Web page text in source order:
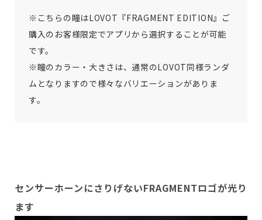
※こちらの瞳はLOVOT『FRAGMENT EDITION』ご
購入のお客様限定でアプリから選択することが可能
です。
※瞳のカラー・大きさは、通常のLOVOT同様ランダ
ムとなりますので様々なバリエーションがありま
す。
センサーホーンにさりげないFRAGMENTロゴが光り
ます